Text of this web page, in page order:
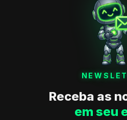
Receba as
em seu